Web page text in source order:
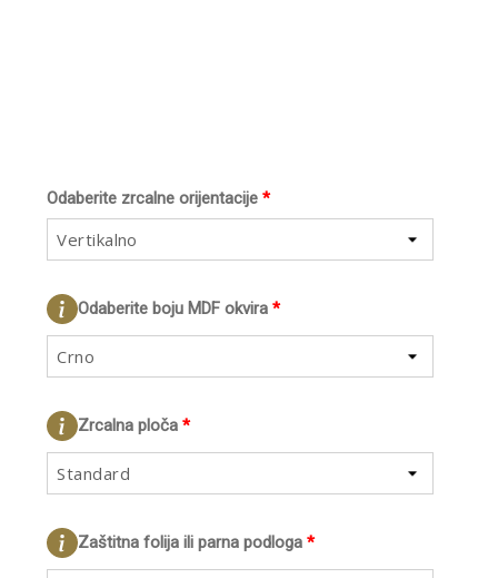
*
Odaberite zrcalne orijentacije
Vertikalno
*
Odaberite boju MDF okvira
Crno
*
Zrcalna ploča
Standard
*
Zaštitna folija ili parna podloga